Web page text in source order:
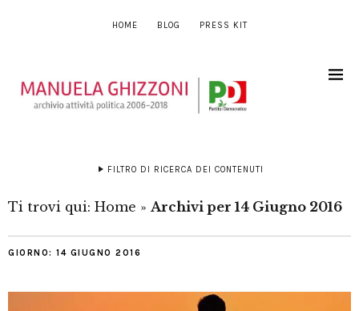
HOME BLOG PRESS KIT
FILTRO DI RICERCA DEI CONTENUTI
Ti trovi qui: Home » Archivi per 14 Giugno 2016
GIORNO: 14 GIUGNO 2016